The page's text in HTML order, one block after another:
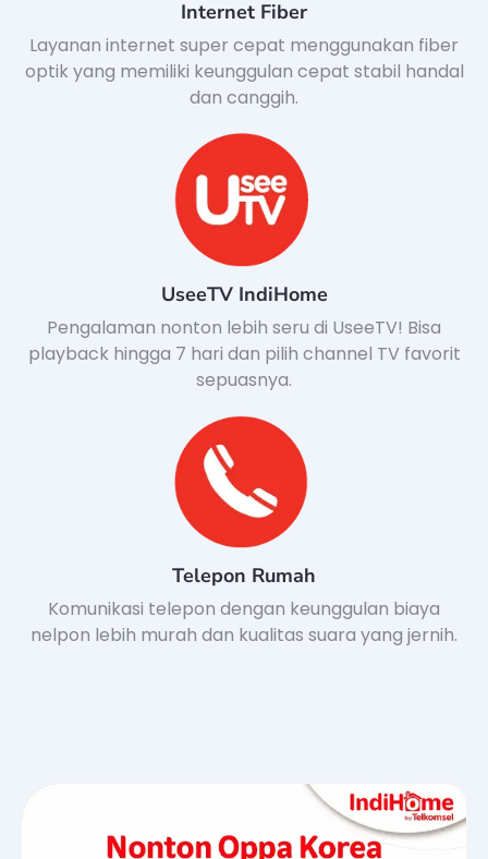
Internet Fiber
Layanan internet super cepat menggunakan fiber
optik yang memiliki keunggulan cepat stabil handal
dan canggih.
UseeTV IndiHome
Pengalaman nonton lebih seru di UseeTV! Bisa
playback hingga 7 hari dan pilih channel TV favorit
sepuasnya.
Telepon Rumah
Komunikasi telepon dengan keunggulan biaya
nelpon lebih murah dan kualitas suara yang jernih.